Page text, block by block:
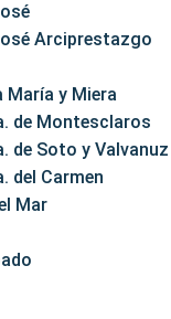
Arciprestazgo
y Miera
de Montesclaros
de Soto y Valvanuz
del Carmen
Mar